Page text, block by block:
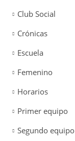
Club Social
Crónicas
Escuela
Femenino
Horarios
Primer equipo
Segundo equipo